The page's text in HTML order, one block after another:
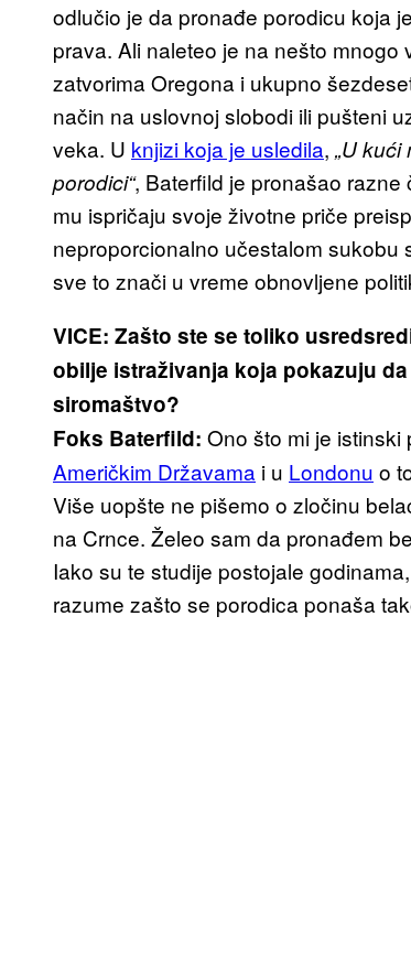
odlučio je da pronađe porodicu koja
prava. Ali naleteo je na nešto
zatvorima Oregona i ukupno
način na uslovnoj slobodi ili pušteni
veka. U knjizi koja je usledila, „U
porodici“, Baterfild je pronašao
mu ispričaju svoje životne priče
neproporcionalno učestalom sukobu
sve to znači u vreme obnovljene
VICE: Zašto ste se toliko
obilje istraživanja koja pokazuju
siromaštvo?
Foks Baterfild: Ono što mi je
Američkim Državama i u Londonu o
Više uopšte ne pišemo o zločinu
na Crnce. Želeo sam da pronađem
Iako su te studije postojale
razume zašto se porodica ponaša